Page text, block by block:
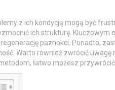
z ich kondycją mogą być
ich strukturę. Kluczowym
paznokci. Ponadto,
Warto również zwrócić uwagę
łatwo możesz